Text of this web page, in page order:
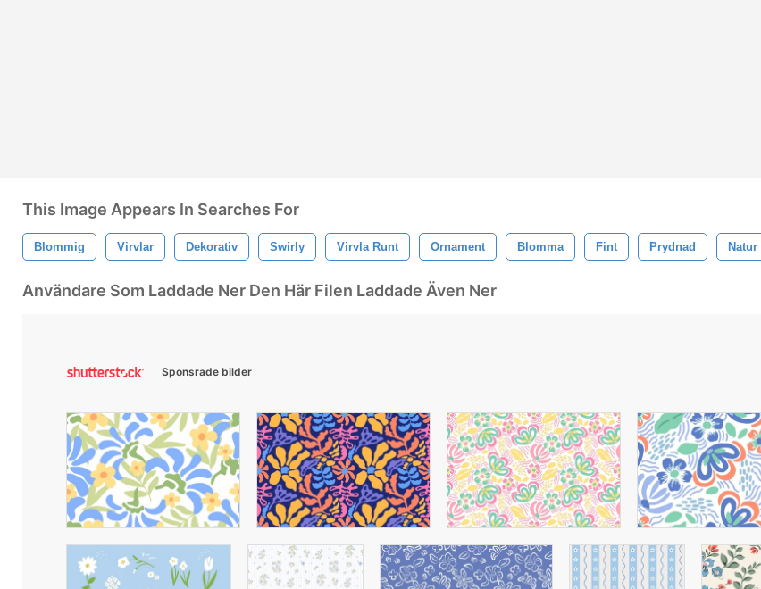
This Image Appears In Searches For
Blommig Virvlar Dekorativ Swirly Virvla Runt Ornament Blomma Fint Prydnad Natur
Användare Som Laddade Ner Den Här Filen Laddade Även Ner
Sponsrade bilder